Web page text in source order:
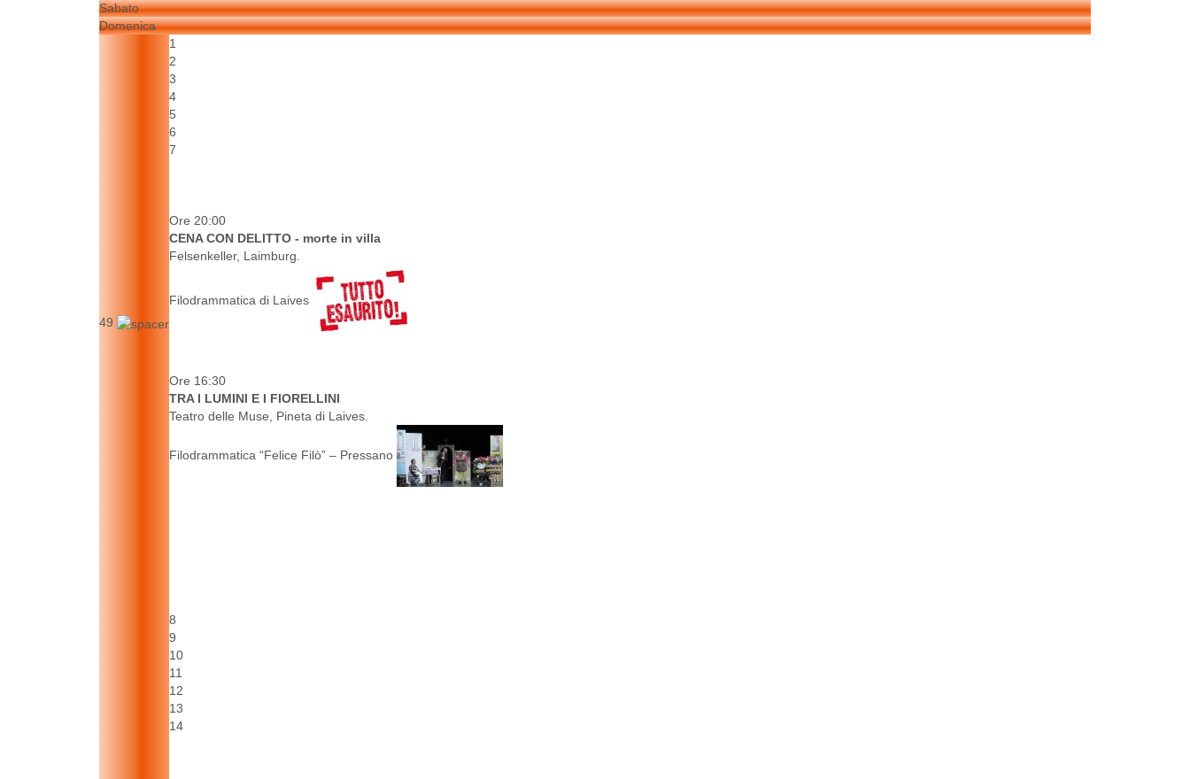
Sabato
Domenica
49
1
2
3
4
5
6
7
Ore 20:00
CENA CON DELITTO - morte in villa
Felsenkeller, Laimburg.
Filodrammatica di Laives
Ore 16:30
TRA I LUMINI E I FIORELLINI
Teatro delle Muse, Pineta di Laives.
Filodrammatica “Felice Filò” – Pressano
8
9
10
11
12
13
14